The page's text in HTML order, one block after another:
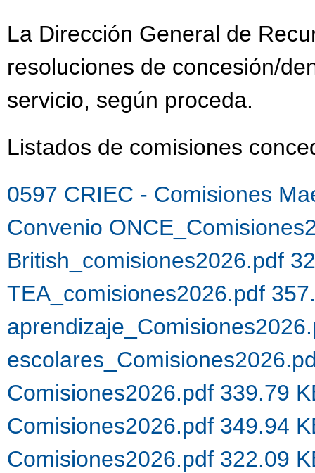
La Dirección General de
resoluciones de concesión/
servicio, según proceda.
Listados de comisiones
0597 CRIEC - Comisiones
Convenio
British_comisiones2026.pdf
TEA_comisiones2026.pdf
Comisiones2026.pdf 339.79
Comisiones2026.pdf 349.94
Comisiones2026.pdf 322.09